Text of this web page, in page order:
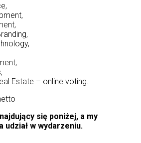
Estate – online voting.
się poniżej, a my
w wydarzeniu.